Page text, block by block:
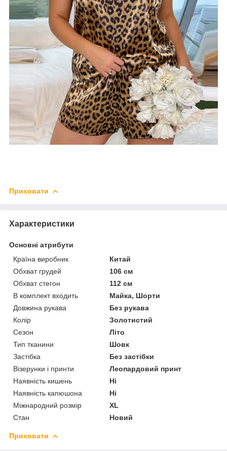
Приховати
Характеристики
Основні атрибути
Країна виробник
Китай
Обхват грудей
106 см
Обхват стегон
112 см
В комплект входить
Майка, Шорти
Довжина рукава
Без рукава
Колір
Золотистий
Сезон
Літо
Тип тканини
Шовк
Застібка
Без застібки
Візерунки і принти
Леопардовий принт
Наявність кишень
Ні
Наявність капюшона
Ні
Міжнародний розмір
XL
Стан
Новий
Приховати